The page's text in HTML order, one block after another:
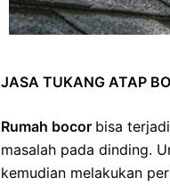
JASA TUKANG ATAP
Rumah bocor bisa
masalah pada dinding.
kemudian melakukan